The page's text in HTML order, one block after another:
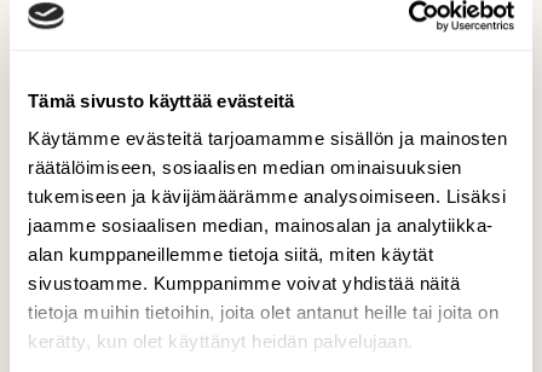
Tämä sivusto käyttää evästeitä
Käytämme evästeitä tarjoamamme sisällön ja mainosten
räätälöimiseen, sosiaalisen median ominaisuuksien
tukemiseen ja kävijämäärämme analysoimiseen. Lisäksi
jaamme sosiaalisen median, mainosalan ja analytiikka-
alan kumppaneillemme tietoja siitä, miten käytät
sivustoamme. Kumppanimme voivat yhdistää näitä
tietoja muihin tietoihin, joita olet antanut heille tai joita on
kerätty, kun olet käyttänyt heidän palvelujaan.
Rakkaudella
Itämeri
Koin aamuisella luontoretkellä tämän
vastaantulleen sydämellisen näyn kuin
luonnon silmäniskuna. Sulan veden aikana
kallio ja meri hivelevät toisiaan lakkaamatta.
Jäätalven aikana liike pysähtyy, mutta sydän